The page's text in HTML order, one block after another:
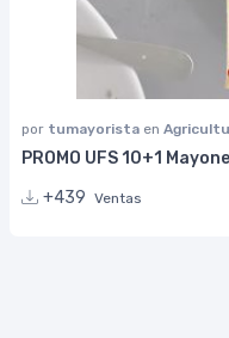
por tumayorista en
PROMO UFS 10+1
+439 Ventas